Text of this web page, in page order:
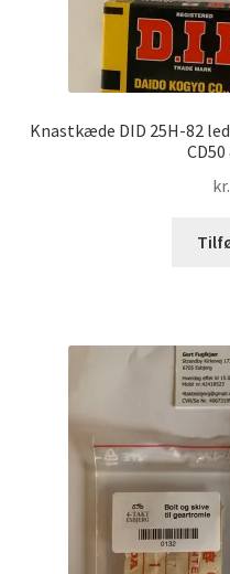
Knastkæde DID 25H-82
kr.